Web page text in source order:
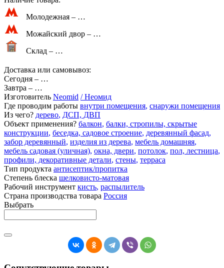
Молодежная – …
Можайский двор – …
Склад – …
Доставка или самовывоз:
Сегодня – …
Завтра – …
Изготовитель Neomid / Неомид
Где проводим работы внутри помещения, снаружи помещения
Из чего? дерево, ДСП, ДВП
Объект применения? балкон, балки, стропилы, скрытые
конструкции, беседка, садовое строение, деревянный фасад,
забор деревянный, изделия из дерева, мебель домашняя,
мебель садовая (уличная), окна, двери, потолок, пол, лестница,
профили, декоративные детали, стены, терраса
Тип продукта антисептик/пропитка
Степень блеска шелковисто-матовая
Рабочий инструмент кисть, распылитель
Страна производства товара Россия
Выбрать